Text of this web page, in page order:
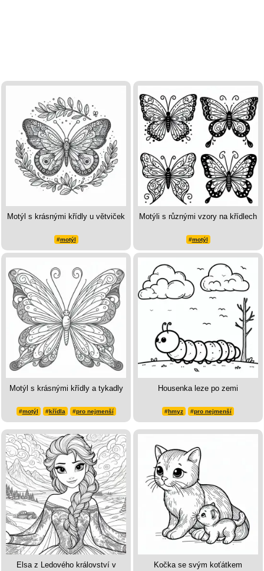
Motýl s krásnými křídly u větviček
#motýl
Motýli s různými vzory na křídlech
#motýl
Motýl s krásnými křídly a tykadly
#motýl #křídla #pro nejmenší
Housenka leze po zemi
#hmyz #pro nejmenší
Elsa z Ledového království v
Kočka se svým koťátkem